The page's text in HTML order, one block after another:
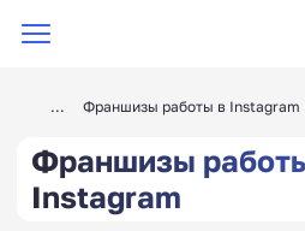
Франшизы работы в Instagram
Франшизы
Instagram